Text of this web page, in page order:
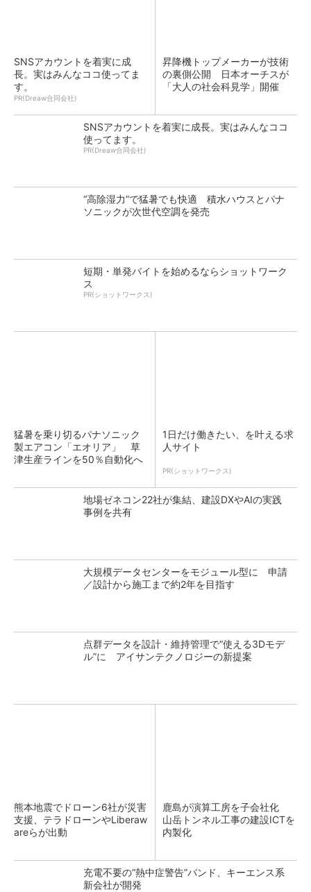
SNSアカウントを着実に成
長。実はみんなココ使ってま
す。
PR(Dreaw合同会社)
昇降機トップメーカーが技術
の裏側公開 日本オーチスが
「大人の社会科見学」開催
SNSアカウントを着実に成長。実はみんなココ
使ってます。
PR(Dreaw合同会社)
“高除湿力”で猛暑でも快適 積水ハウスとパナ
ソニックが次世代空調を発売
短期・単発バイトを始めるならショットワーク
ス
PR(ショットワークス)
猛暑を乗り切るパナソニック
製エアコン「エオリア」 草
津生産ラインを50％自動化へ
1日だけ働きたい、を叶える求
人サイト
PR(ショットワークス)
地場ゼネコン22社が集結、建設DXやAIの実践
事例を共有
大規模データセンターをモジュール型に 申請
／設計から施工まで約2年を目指す
点群データを設計・維持管理で“使える3Dモデ
ル”に アイサンテクノロジーの新提案
熊本地震でドローン6社が災害
支援、テラドローンやLiberaw
areらが出動
鹿島が演算工房を子会社化
山岳トンネル工事の建設ICTを
内製化
充電不要の“熱中症警告”バンド、キーエンス系
新会社が開発